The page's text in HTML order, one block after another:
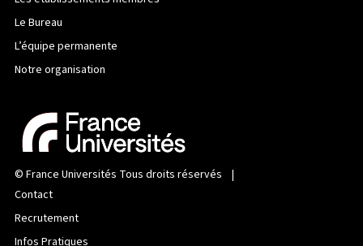
Le Bureau
L’équipe permanente
Notre organisation
© France Universités Tous droits réservés |
Contact
Recrutement
Infos Pratiques